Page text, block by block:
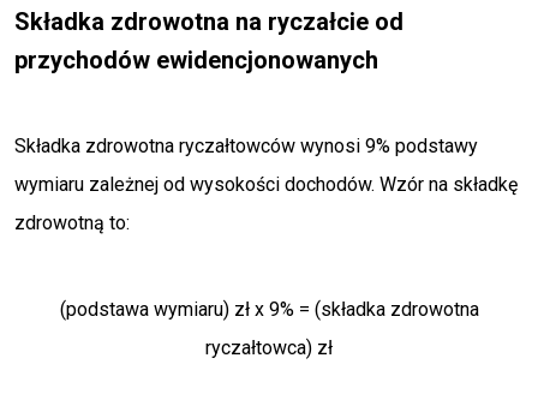
Składka zdrowotna na ryczałcie od
przychodów ewidencjonowanych
Składka zdrowotna ryczałtowców wynosi 9% podstawy
wymiaru zależnej od wysokości dochodów. Wzór na składkę
zdrowotną to:
(podstawa wymiaru) zł x 9% = (składka zdrowotna
ryczałtowca) zł